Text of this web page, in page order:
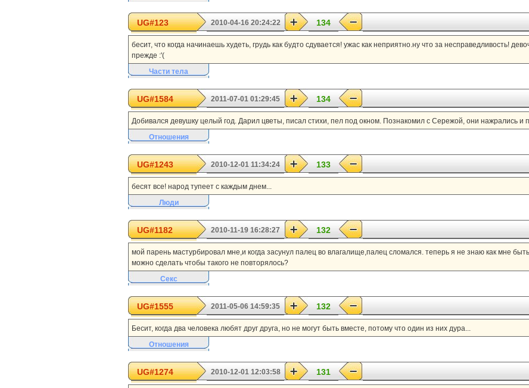
UG#123 2010-04-16 20:24:22 134
бесит, что когда начинаешь худеть, грудь как будто сдувается! ужас как неприятно.ну что за несправедливость!
прежде :'(
Части тела
UG#1584 2011-07-01 01:29:45 134
Добивался девушку целый год. Дарил цветы, писал стихи, пел под окном. Познакомил с Сережой, они нажрались
Отношения
UG#1243 2010-12-01 11:34:24 133
бесят все! народ тупеет с каждым днем...
Люди
UG#1182 2010-11-19 16:28:27 132
мой парень мастурбировал мне,и когда засунул палец во влагалище,палец сломался. теперь я не знаю как мне
можно сделать чтобы такого не повторялось?
Секс
UG#1555 2011-05-06 14:59:35 132
Бесит, когда два человека любят друг друга, но не могут быть вместе, потому что один из них дура...
Отношения
UG#1274 2010-12-01 12:03:58 131